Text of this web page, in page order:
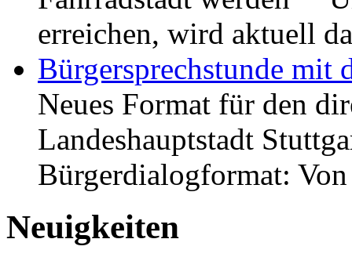
erreichen, wird aktuell
Bürgersprechstunde mit
Neues Format für den
Landeshauptstadt
Bürgerdialogformat:
Neuigkeiten